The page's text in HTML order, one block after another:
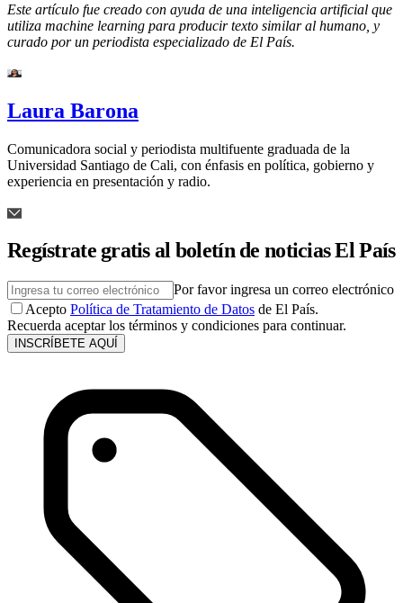
Este artículo fue creado con ayuda de una inteligencia artificial que
utiliza machine learning para producir texto similar al humano, y
curado por un periodista especializado de El País.
Laura Barona
Comunicadora social y periodista multifuente graduada de la
Universidad Santiago de Cali, con énfasis en política, gobierno y
experiencia en presentación y radio.
Regístrate gratis al boletín de noticias El País
Por favor ingresa un correo electrónico
Acepto Política de Tratamiento de Datos de El País.
Recuerda aceptar los términos y condiciones para continuar.
INSCRÍBETE AQUÍ